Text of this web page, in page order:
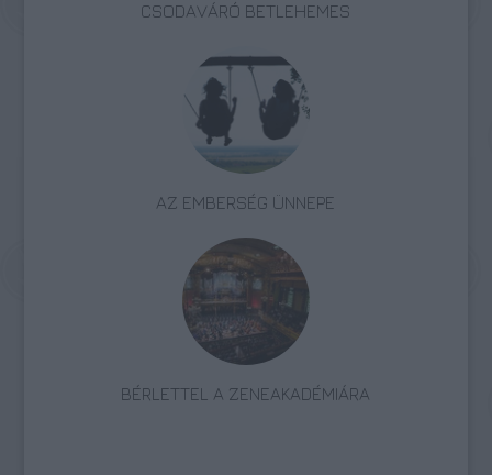
CSODAVÁRÓ BETLEHEMES
AZ EMBERSÉG ÜNNEPE
BÉRLETTEL A ZENEAKADÉMIÁRA